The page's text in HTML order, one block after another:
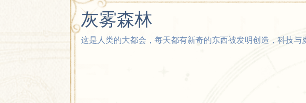
灰雾森林
这是人类的大都会，每天都有新奇的东西被发明创造，科技